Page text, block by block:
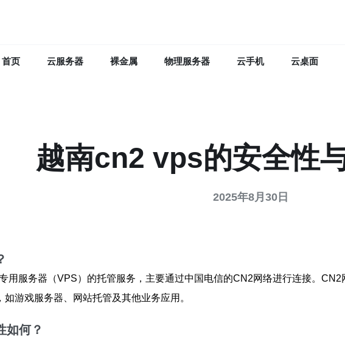
首页 云服务器 裸金属 物理服务器 云手机 云桌面
越南cn2 vps的安全性
2025年8月30日
用服务器（VPS）的托管服务，主要通过中国电信的CN2网络进行连接。
游戏服务器、网站托管及其他业务应用。
如何？